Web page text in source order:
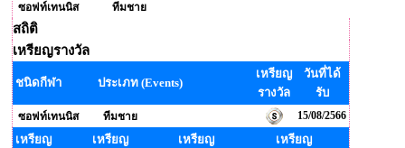
ซอฟท์เทนนิส ทีมชาย
สถิติ
เหรียญรางวัล
ชนิดกีฬา ประเภท (Events)
เหรียญ
รางวัล
วันที่ได้
รับ
ซอฟท์เทนนิส ทีมชาย 15/08/2566
เหรียญ
เหรียญ
เหรียญ
เหรียญ